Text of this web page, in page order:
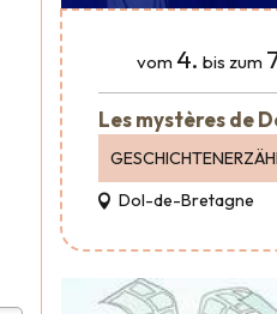
vom 4. bis zum
Les mystères de
Dol-de-Bretagne